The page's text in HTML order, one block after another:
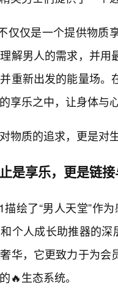
仅仅是一个提供物
解男人的需求，并
重新出发的能量场
享乐之中，让身体与
物质的追求，更是对
是享乐，更是链
描绘了“男人天堂”作
个人成长助推器的
华，它更致力于为
🔥生态系统。